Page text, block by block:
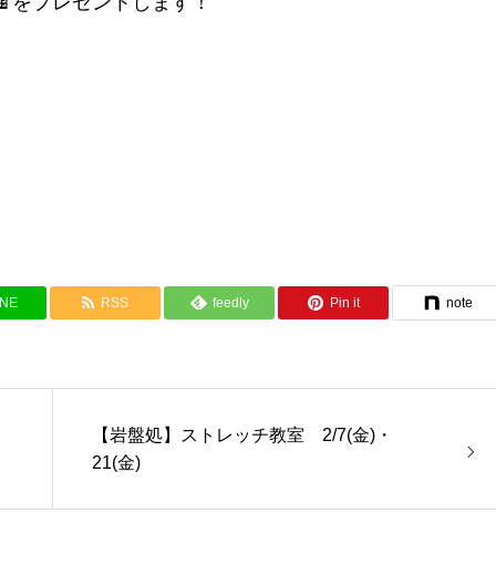
RSS feedly Pin it note
【岩盤処】ストレッチ教室 2/7(金)・
21(金)